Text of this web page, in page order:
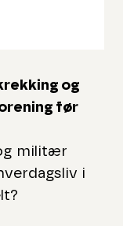
og
før
militær
i